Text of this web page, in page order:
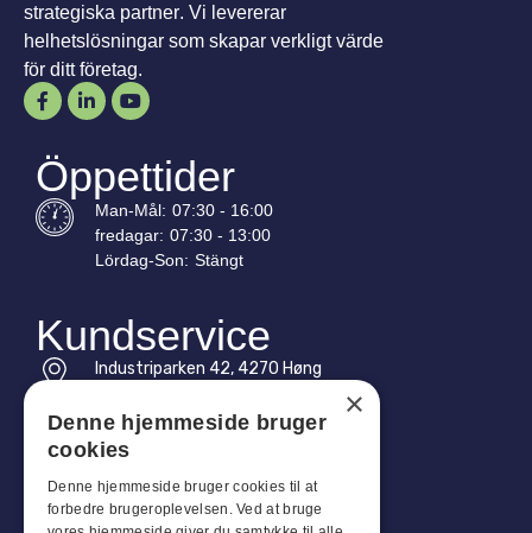
strategiska partner. Vi levererar
helhetslösningar som skapar verkligt värde
för ditt företag.
Öppettider
Man-Mål: 07:30 - 16:00
fredagar: 07:30 - 13:00
Lördag-Son: Stängt
Kundservice
Industriparken 42, 4270 Høng
Tel: +45 4396 4122
E-post: vb@viggobendz.dk
×
Denne hjemmeside bruger
cookies
Denne hjemmeside bruger cookies til at
forbedre brugeroplevelsen. Ved at bruge